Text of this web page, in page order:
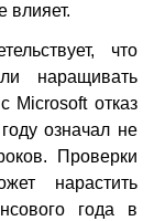
влияет.
что
наращивать
Microsoft отказ
означал не
Проверки
нарастить
года в